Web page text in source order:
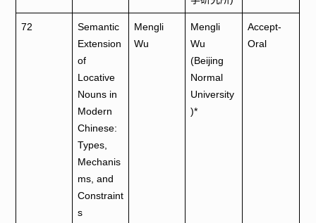
72
Semantic
Extension
of
Locative
Nouns in
Modern
Chinese:
Types,
Mechanis
ms, and
Constraint
s
Mengli
Wu
Mengli
Wu
(Beijing
Normal
University
)*
Accept-
Oral